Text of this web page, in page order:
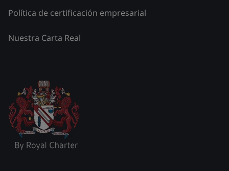
Política de certificación empresarial
Nuestra Carta Real